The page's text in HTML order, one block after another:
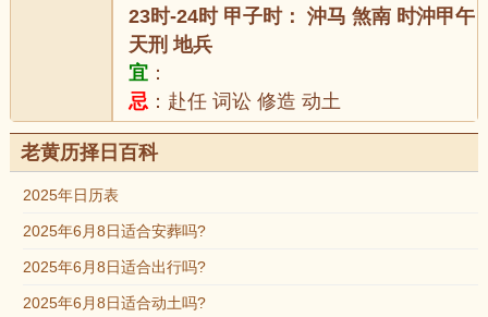
23时-24时 甲子时： 沖马 煞南 时沖甲午
天刑 地兵
宜 ：
忌 ：赴任 词讼 修造 动土
老黄历择日百科
2025年日历表
2025年6月8日适合安葬吗?
2025年6月8日适合出行吗?
2025年6月8日适合动土吗?